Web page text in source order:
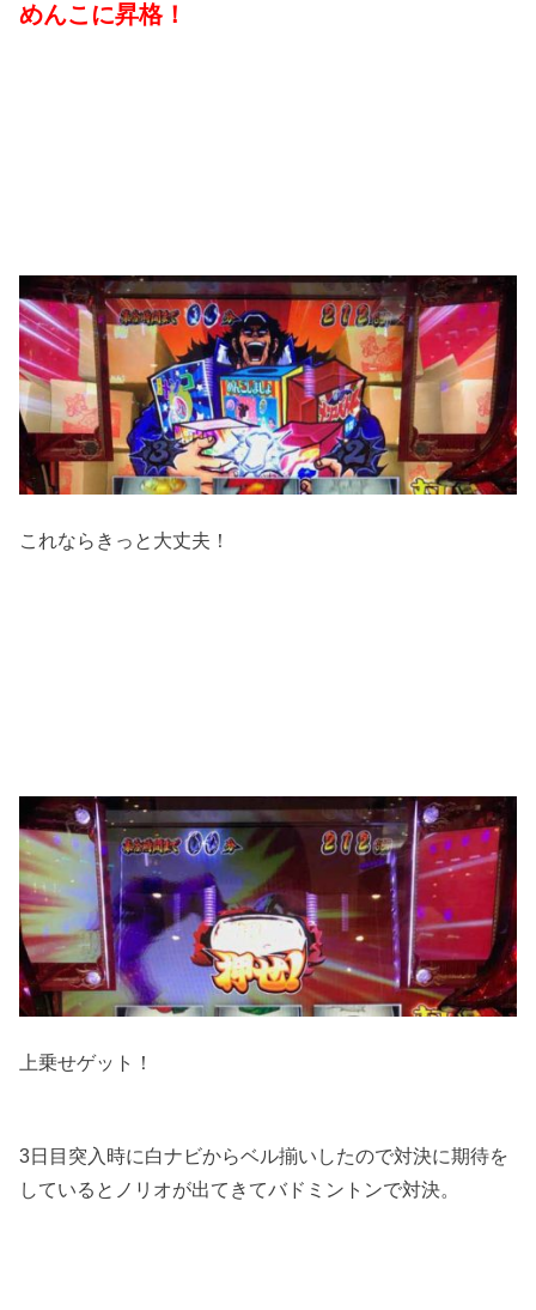
めんこに昇格！
これならきっと大丈夫！
上乗せゲット！
3日目突入時に白ナビからベル揃いしたので対決に期待を
しているとノリオが出てきてバドミントンで対決。